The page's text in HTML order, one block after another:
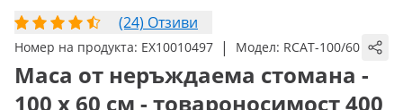
(24) Отзиви
Номер на продукта: EX10010497 | Модел: RCAT-100/60
Маса от неръждаема стомана -
100 x 60 см - товароносимост 400